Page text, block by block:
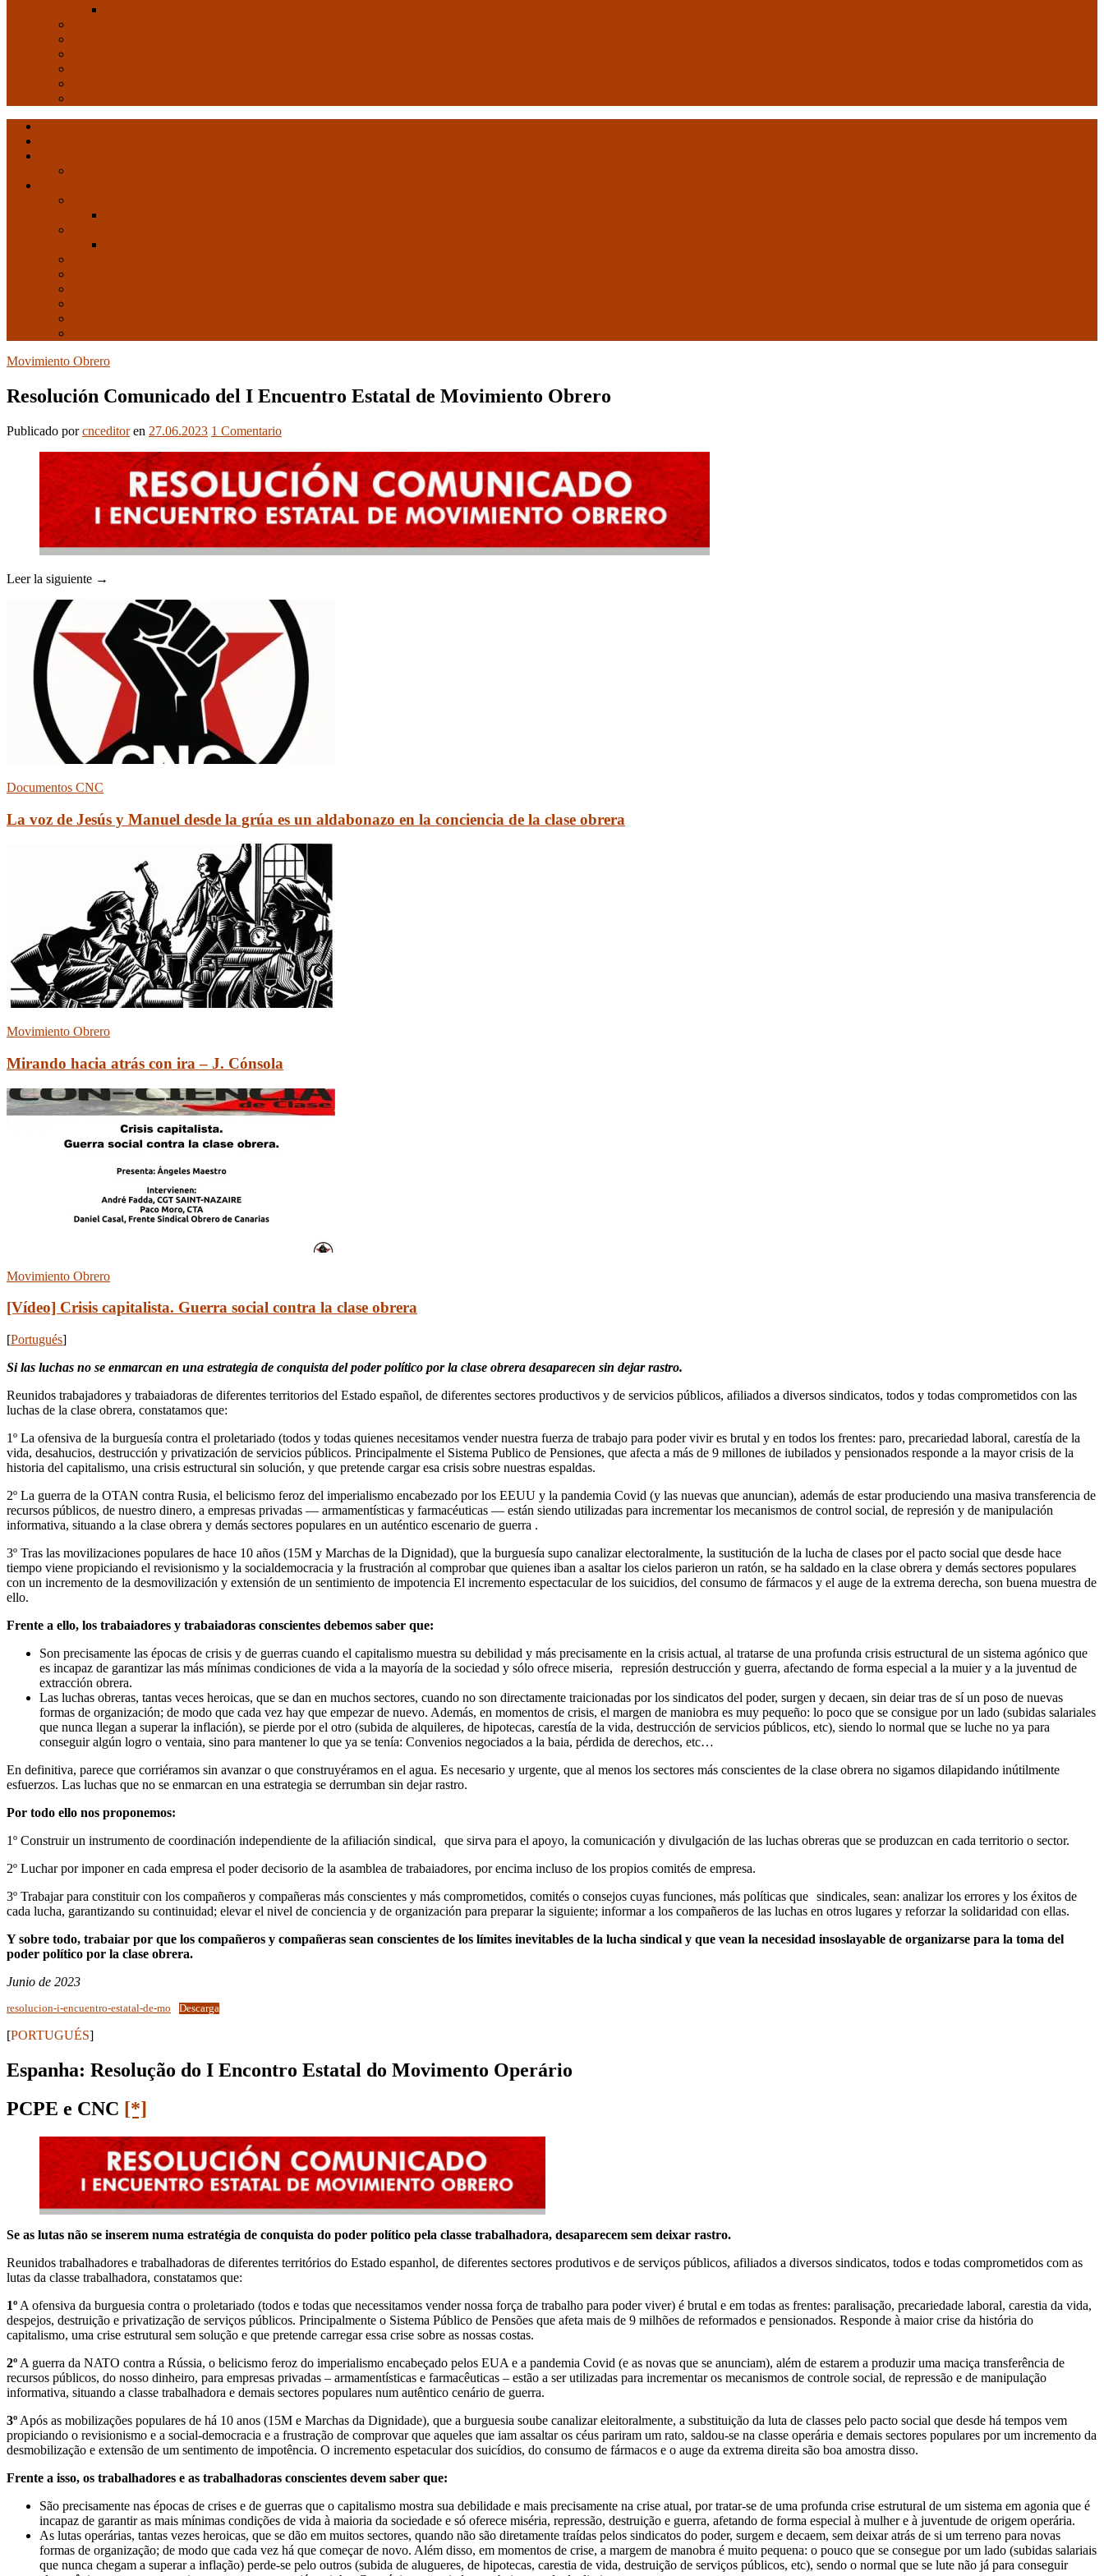
Movimiento Obrero
Resolución Comunicado del I Encuentro Estatal de Movimiento Obrero
Publicado porcnceditor en 27.06.2023 1 Comentario
Leer la siguiente →
Documentos CNC
La voz de Jesús y Manuel desde la grúa es un aldabonazo en la conciencia de la clase obrera
Movimiento Obrero
Mirando hacia atrás con ira – J. Cónsola
Movimiento Obrero
[Vídeo] Crisis capitalista. Guerra social contra la clase obrera
[Portugués]
Si las luchas no se enmarcan en una estrategia de conquista del poder político por la clase obrera desaparecen sin dejar rastro.
Reunidos trabajadores y trabaiadoras de diferentes territorios del Estado español, de diferentes sectores productivos y de servicios públicos, afiliados a diversos sindicatos, todos y todas comprometidos con las
luchas de la clase obrera, constatamos que:
1º La ofensiva de la burguesía contra el proletariado (todos y todas quienes necesitamos vender nuestra fuerza de trabajo para poder vivir es brutal y en todos los frentes: paro, precariedad laboral, carestía de la
vida, desahucios, destrucción y privatización de servicios públicos. Principalmente el Sistema Publico de Pensiones, que afecta a más de 9 millones de iubilados y pensionados responde a la mayor crisis de la
historia del capitalismo, una crisis estructural sin solución, y que pretende cargar esa crisis sobre nuestras espaldas.
2º La guerra de la OTAN contra Rusia, el belicismo feroz del imperialismo encabezado por los EEUU y la pandemia Covid (y las nuevas que anuncian), además de estar produciendo una masiva transferencia de
recursos públicos, de nuestro dinero, a empresas privadas — armamentísticas y farmacéuticas — están siendo utilizadas para incrementar los mecanismos de control social, de represión y de manipulación
informativa, situando a la clase obrera y demás sectores populares en un auténtico escenario de guerra .
3º Tras las movilizaciones populares de hace 10 años (15M y Marchas de la Dignidad), que la burguesía supo canalizar electoralmente, la sustitución de la lucha de clases por el pacto social que desde hace
tiempo viene propiciando el revisionismo y la socialdemocracia y la frustración al comprobar que quienes iban a asaltar los cielos parieron un ratón, se ha saldado en la clase obrera y demás sectores populares
con un incremento de la desmovilización y extensión de un sentimiento de impotencia El incremento espectacular de los suicidios, del consumo de fármacos y el auge de la extrema derecha, son buena muestra de
ello.
Frente a ello, los trabaiadores y trabaiadoras conscientes debemos saber que:
Son precisamente las épocas de crisis y de guerras cuando el capitalismo muestra su debilidad y más precisamente en la crisis actual, al tratarse de una profunda crisis estructural de un sistema agónico que
es incapaz de garantizar las más mínimas condiciones de vida a la mayoría de la sociedad y sólo ofrece miseria,
represión destrucción y guerra, afectando de forma especial a la muier y a la juventud de
extracción obrera.
Las luchas obreras, tantas veces heroicas, que se dan en muchos sectores, cuando no son directamente traicionadas por los sindicatos del poder, surgen y decaen, sin deiar tras de sí un poso de nuevas
formas de organización; de modo que cada vez hay que empezar de nuevo. Además, en momentos de crisis, el margen de maniobra es muy pequeño: lo poco que se consigue por un lado (subidas salariales
que nunca llegan a superar la inflación), se pierde por el otro (subida de alquileres, de hipotecas, carestía de la vida, destrucción de servicios públicos, etc), siendo lo normal que se luche no ya para
conseguir algún logro o ventaia, sino para mantener lo que ya se tenía: Convenios negociados a la baia, pérdida de derechos, etc…
En definitiva, parece que corriéramos sin avanzar o que construyéramos en el agua. Es necesario y urgente, que al menos los sectores más conscientes de la clase obrera no sigamos dilapidando inútilmente
esfuerzos. Las luchas que no se enmarcan en una estrategia se derrumban sin dejar rastro.
Por todo ello nos proponemos:
1º Construir un instrumento de coordinación independiente de la afiliación sindical,
que sirva para el apoyo, la comunicación y divulgación de las luchas obreras que se produzcan en cada territorio o sector.
2º Luchar por imponer en cada empresa el poder decisorio de la asamblea de trabaiadores, por encima incluso de los propios comités de empresa.
3º Trabajar para constituir con los compañeros y compañeras más conscientes y más comprometidos, comités o consejos cuyas funciones, más políticas que sindicales, sean: analizar los errores y los éxitos de
cada lucha, garantizando su continuidad; elevar el nivel de conciencia y de organización para preparar la siguiente; informar a los compañeros de las luchas en otros lugares y reforzar la solidaridad con ellas.
Y sobre todo, trabaiar por que los compañeros y compañeras sean conscientes de los límites inevitables de la lucha sindical y que vean la necesidad insoslayable de organizarse para la toma del
poder político por la clase obrera.
Junio de 2023
resolucion-i-encuentro-estatal-de-mo Descarga
[PORTUGUÉS]
Espanha: Resolução do I Encontro Estatal do Movimento Operário
PCPE e CNC [*]
Se as lutas não se inserem numa estratégia de conquista do poder político pela classe trabalhadora, desaparecem sem deixar rastro.
Reunidos trabalhadores e trabalhadoras de diferentes territórios do Estado espanhol, de diferentes sectores produtivos e de serviços públicos, afiliados a diversos sindicatos, todos e todas comprometidos com as
lutas da classe trabalhadora, constatamos que:
1º A ofensiva da burguesia contra o proletariado (todos e todas que necessitamos vender nossa força de trabalho para poder viver) é brutal e em todas as frentes: paralisação, precariedade laboral, carestia da vida,
despejos, destruição e privatização de serviços públicos. Principalmente o Sistema Público de Pensões que afeta mais de 9 milhões de reformados e pensionados. Responde à maior crise da história do
capitalismo, uma crise estrutural sem solução e que pretende carregar essa crise sobre as nossas costas.
2º A guerra da NATO contra a Rússia, o belicismo feroz do imperialismo encabeçado pelos EUA e a pandemia Covid (e as novas que se anunciam), além de estarem a produzir uma maciça transferência de
recursos públicos, do nosso dinheiro, para empresas privadas – armamentísticas e farmacêuticas – estão a ser utilizadas para incrementar os mecanismos de controle social, de repressão e de manipulação
informativa, situando a classe trabalhadora e demais sectores populares num autêntico cenário de guerra.
3º Após as mobilizações populares de há 10 anos (15M e Marchas da Dignidade), que a burguesia soube canalizar eleitoralmente, a substituição da luta de classes pelo pacto social que desde há tempos vem
propiciando o revisionismo e a social-democracia e a frustração de comprovar que aqueles que iam assaltar os céus pariram um rato, saldou-se na classe operária e demais sectores populares por um incremento da
desmobilização e extensão de um sentimento de impotência. O incremento espetacular dos suicídios, do consumo de fármacos e o auge da extrema direita são boa amostra disso.
Frente a isso, os trabalhadores e as trabalhadoras conscientes devem saber que:
São precisamente nas épocas de crises e de guerras que o capitalismo mostra sua debilidade e mais precisamente na crise atual, por tratar-se de uma profunda crise estrutural de um sistema em agonia que é
incapaz de garantir as mais mínimas condições de vida à maioria da sociedade e só oferece miséria, repressão, destruição e guerra, afetando de forma especial à mulher e à juventude de origem operária.
As lutas operárias, tantas vezes heroicas, que se dão em muitos sectores, quando não são diretamente traídas pelos sindicatos do poder, surgem e decaem, sem deixar atrás de si um terreno para novas
formas de organização; de modo que cada vez há que começar de novo. Além disso, em momentos de crise, a margem de manobra é muito pequena: o pouco que se consegue por um lado (subidas salariais
que nunca chegam a superar a inflação) perde-se pelo outros (subida de alugueres, de hipotecas, carestia de vida, destruição de serviços públicos, etc), sendo o normal que se lute não já para conseguir